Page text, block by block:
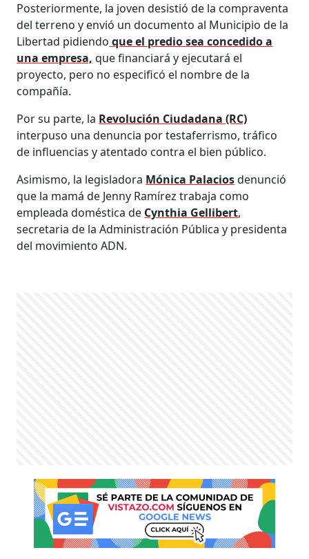
Posteriormente, la joven desistió de la compraventa
del terreno y envió un documento al Municipio de la
Libertad pidiendo que el predio sea concedido a
una empresa, que financiará y ejecutará el
proyecto, pero no especificó el nombre de la
compañía.
Por su parte, la Revolución Ciudadana (RC)
interpuso una denuncia por testaferrismo, tráfico
de influencias y atentado contra el bien público.
Asimismo, la legisladora Mónica Palaciosdenunció
que la mamá de Jenny Ramírez trabaja como
empleada doméstica de Cynthia Gellibert,
secretaria de la Administración Pública y presidenta
del movimiento ADN.